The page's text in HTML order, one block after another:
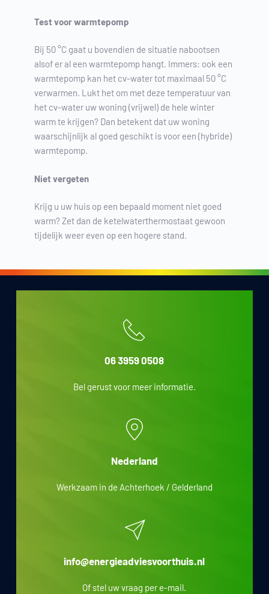
Test voor warmtepomp
Bij 50 °C gaat u bovendien de situatie nabootsen
alsof er al een warmtepomp hangt. Immers: ook een
warmtepomp kan het cv-water tot maximaal 50 °C
verwarmen. Lukt het om met deze temperatuur van
het cv-water uw woning (vrijwel) de hele winter
warm te krijgen? Dan betekent dat uw woning
waarschijnlijk al goed geschikt is voor een (hybride)
warmtepomp.
Niet vergeten
Krijg u uw huis op een bepaald moment niet goed
warm? Zet dan de ketelwaterthermostaat gewoon
tijdelijk weer even op een hogere stand.
06 3959 0508
Bel gerust voor meer informatie.
Nederland
Werkzaam in de Achterhoek / Gelderland
info@energieadviesvoorthuis.nl
Of stel uw vraag per e-mail.